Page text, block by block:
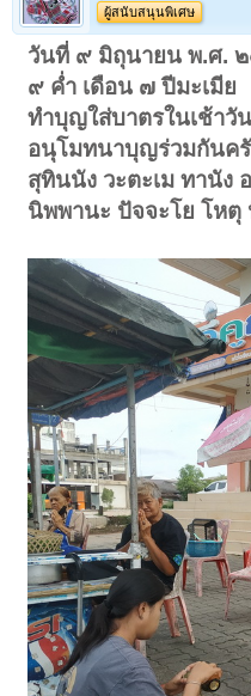
ผู้สนับสนุนพิเศษ
วันที่ ๙ มิถุนายน พ.ศ.
๙ ค่ำ เดือน ๗ ปีมะเมีย
ทำบุญใส่บาตรในเช้าวั
อนุโมทนาบุญร่วมกันค
สุทินนัง วะตะเม ทานัง
นิพพานะ ปัจจะโย โหตุ